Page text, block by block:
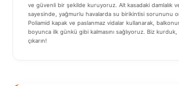
ve güvenli bir şekilde kuruyoruz. Alt kasadaki damlalık
sayesinde, yağmurlu havalarda su birikintisi sorununu
Poliamid kapak ve paslanmaz vidalar kullanarak,
boyunca ilk günkü gibi kalmasını sağlıyoruz. Biz
çıkarın!